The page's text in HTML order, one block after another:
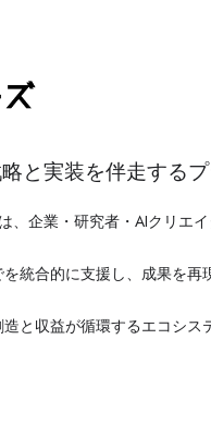
サーによる進行
行い、制作/開
ムーズに進行
こちらAIクリ
...と実装を伴走する
、企業・研究者・AIクリエ
統合的に支援し、成果を再
と収益が循環するエコシス